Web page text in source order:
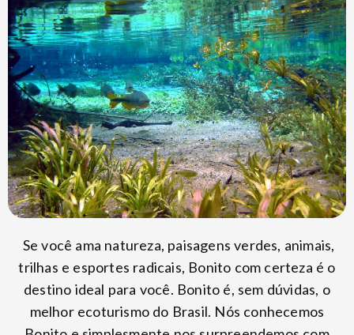
Se você ama natureza, paisagens verdes, animais,
trilhas e esportes radicais, Bonito com certeza é o
destino ideal para você. Bonito é, sem dúvidas, o
melhor ecoturismo do Brasil. Nós conhecemos